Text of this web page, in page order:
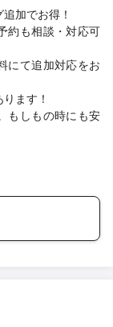
加でお得！
約も相談・対応可
にて追加対応をお
ます！
もしもの時にも安